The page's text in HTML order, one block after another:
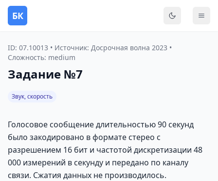
БК
ID: 07.10013 • Источник: Досрочная волна 2023 •
Сложность: medium
Задание №7
Звук, скорость
Голосовое сообщение длительностью 90 секунд
было закодировано в формате стерео с
разрешением 16 бит и частотой дискретизации 48
000 измерений в секунду и передано по каналу
связи. Сжатия данных не производилось.